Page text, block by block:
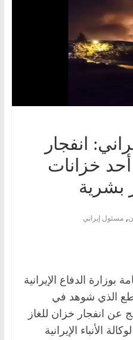
انفجار
خزانات
بشرية
, مسئول إيراني
بوزارة الدفاع الإيرانية
الذي شوهد في
عن انفجار خزان للغاز
الأنباء الإيرانية